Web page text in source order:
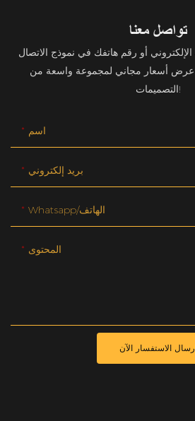
تواصل معنا
أو رقم هاتفك في نموذج الاتصال
أسعار مجاني لمجموعة واسعة من
التصميمات!
اسم
بريد إلكتروني
Whatsapp/الهاتف
المحتوى
الاستفسار الآن